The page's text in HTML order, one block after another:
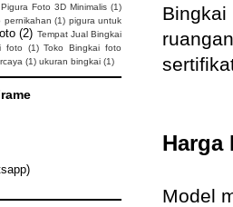
Bingkai
Harga
Model
Pigura Foto 3D Minimalis (1)
pernikahan (1) pigura untuk
(2) Tempat Jual Bingkai
foto (1) Toko Bingkai foto
(1) ukuran bingkai (1)